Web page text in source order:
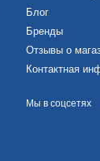
Блог
Бренды
Отзывы о
Контактная
Мы в соцсетях